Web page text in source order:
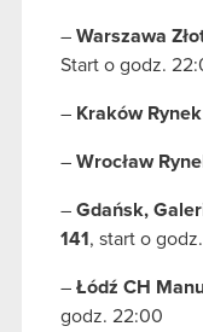
– Warszawa
Start o godz.
– Kraków
– Wrocław
– Gdańsk,
141 , start o
– Łódź CH
godz. 22:00